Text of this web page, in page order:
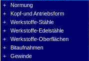
+ Normung
+ Kopf-und Antriebsform
+ Werkstoffe-Stähle
+ Werkstoffe-Edelstähle
+ Werkstoffe-Oberflächen
+ Bitaufnahmen
+ Gewinde